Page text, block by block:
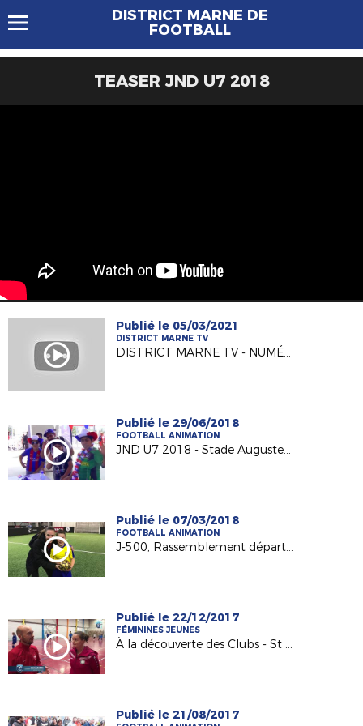
DISTRICT MARNE DE
FOOTBALL
TEASER JND U7 2018
Publié le 05/03/2021
DISTRICT MARNE TV
DISTRICT MARNE TV - NUMÉRO 1
Publié le 29/06/2018
FOOTBALL ANIMATION
JND U7 2018 - Stade Auguste Delaune
Publié le 07/03/2018
FOOTBALL ANIMATION
J-500, Rassemblement départemental U6F à U15F
Publié le 22/12/2017
FÉMININES JEUNES
À la découverte des Clubs - St Memmie Olympique (Remise Label EFF)
Publié le 21/08/2017